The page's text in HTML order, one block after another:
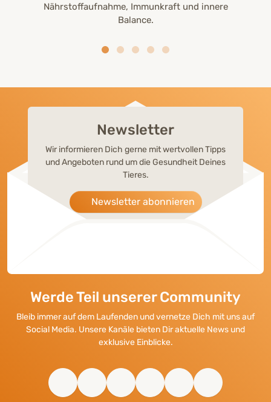
Nährstoffaufnahme, Immunkraft und innere
Balance.
Newsletter
Wir informieren Dich gerne mit wertvollen Tipps
und Angeboten rund um die Gesundheit Deines
Tieres.
Newsletter abonnieren
Werde Teil unserer Community
Bleib immer auf dem Laufenden und vernetze Dich mit uns auf
Social Media. Unsere Kanäle bieten Dir aktuelle News und
exklusive Einblicke.